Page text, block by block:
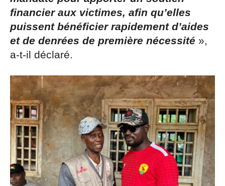
financier aux victimes, afin qu’elles
puissent bénéficier rapidement d’aides
et de denrées de première nécessité »,
a-t-il déclaré.